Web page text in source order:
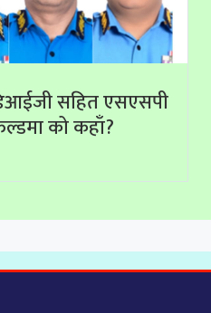
सहित एसएसपी
को कहाँ?